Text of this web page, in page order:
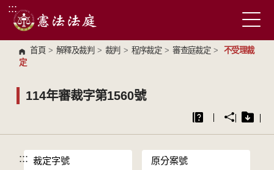
跳到主要內容區塊
:::
首頁 > 解釋及裁判 > 裁判 > 程序裁定 > 審查庭裁定 >
不受理裁
定
114年審裁字第1560號
::: 裁定字號 原分案號